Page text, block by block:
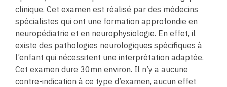
clinique. Cet examen est réalisé par des médecins
spécialistes qui ont une formation approfondie en
neuropédiatrie et en neurophysiologie. En effet, il
existe des pathologies neurologiques spécifiques à
l’enfant qui nécessitent une interprétation adaptée.
Cet examen dure 30mn environ. Il n’y a aucune
contre-indication à ce type d’examen, aucun effet